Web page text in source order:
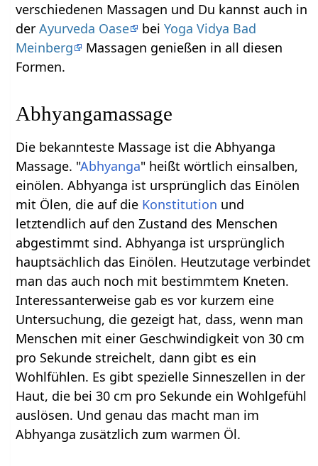
verschiedenen Massagen und Du kannst auch in
derAyurveda Oase beiYoga Vidya Bad
Meinberg
Massagen genießen in all diesen
Formen.
Abhyangamassage
Die bekannteste Massage ist die Abhyanga
Massage. "Abhyanga" heißt wörtlich einsalben,
einölen. Abhyanga ist ursprünglich das Einölen
mit Ölen, die auf die Konstitution und
letztendlich auf den Zustand des Menschen
abgestimmt sind. Abhyanga ist ursprünglich
hauptsächlich das Einölen. Heutzutage verbindet
man das auch noch mit bestimmtem Kneten.
Interessanterweise gab es vor kurzem eine
Untersuchung, die gezeigt hat, dass, wenn man
Menschen mit einer Geschwindigkeit von 30 cm
pro Sekunde streichelt, dann gibt es ein
Wohlfühlen. Es gibt spezielle Sinneszellen in der
Haut, die bei 30 cm pro Sekunde ein Wohlgefühl
auslösen. Und genau das macht man im
Abhyanga zusätzlich zum warmen Öl.